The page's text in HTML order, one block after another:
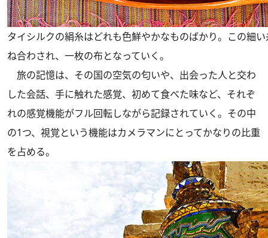
タイシルクの絹糸はどれも色鮮やかなものばかり。この細
ね合わされ、一枚の布となっていく。
旅の記憶は、その国の空気の匂いや、出会った人と交わ
した会話、手に触れた感覚、初めて食べた味など、それぞ
れの感覚機能がフル回転しながら記録されていく。その中
の1つ、視覚という機能はカメラマンにとってかなりの比重
を占める。